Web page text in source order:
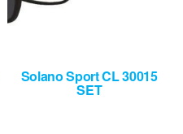
Solano Sport CL 30015
SET